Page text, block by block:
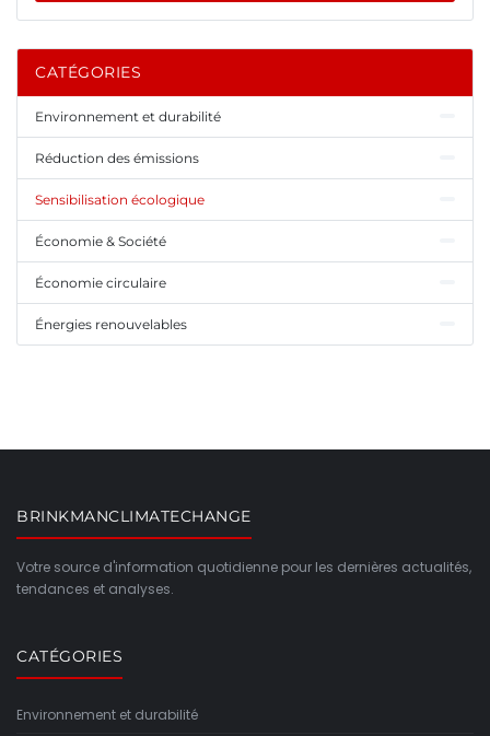
CATÉGORIES
Environnement et durabilité
Réduction des émissions
Sensibilisation écologique
Économie & Société
Économie circulaire
Énergies renouvelables
BRINKMANCLIMATECHANGE
Votre source d'information quotidienne pour les dernières actualités,
tendances et analyses.
CATÉGORIES
Environnement et durabilité